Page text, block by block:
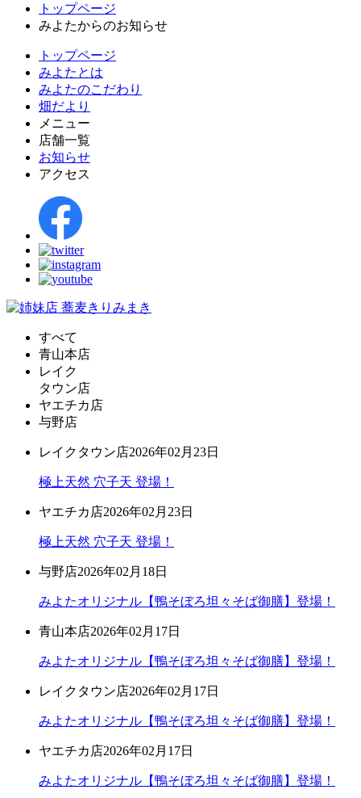
トップページ
みよたからのお知らせ
トップページ
みよたとは
みよたのこだわり
畑だより
メニュー
店舗一覧
お知らせ
アクセス
すべて
青山本店
レイク
タウン店
ヤエチカ店
与野店
レイクタウン店2026年02月23日
極上天然 穴子天 登場！
ヤエチカ店2026年02月23日
極上天然 穴子天 登場！
与野店2026年02月18日
みよたオリジナル【鴨そぼろ坦々そば御膳】登場！
青山本店2026年02月17日
みよたオリジナル【鴨そぼろ坦々そば御膳】登場！
レイクタウン店2026年02月17日
みよたオリジナル【鴨そぼろ坦々そば御膳】登場！
ヤエチカ店2026年02月17日
みよたオリジナル【鴨そぼろ坦々そば御膳】登場！